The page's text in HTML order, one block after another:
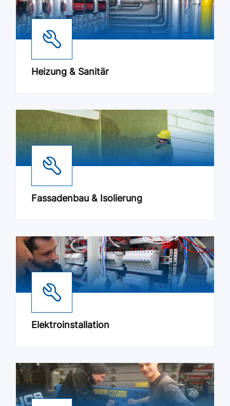
Heizung & Sanitär
Fassadenbau & Isolierung
Elektroinstallation